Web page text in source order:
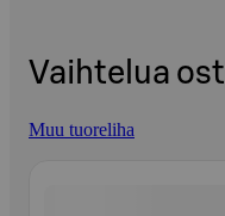
Vaihtelua
Muu tuoreliha